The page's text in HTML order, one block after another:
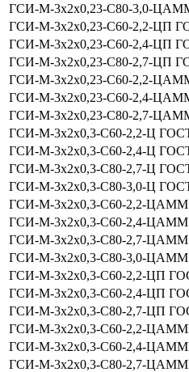
ГСИ-М-3х2х0,23-С80-3,0-
ГСИ-М-3х2х0,23-С60-2,2-ЦП
ГСИ-М-3х2х0,23-С60-2,4-ЦП
ГСИ-М-3х2х0,23-С80-2,7-ЦП
ГСИ-М-3х2х0,23-С60-2,2-
ГСИ-М-3х2х0,23-С60-2,4-
ГСИ-М-3х2х0,23-С80-2,7-
ГСИ-М-3х2х0,3-С60-2,2-Ц
ГСИ-М-3х2х0,3-С60-2,4-Ц
ГСИ-М-3х2х0,3-С80-2,7-Ц
ГСИ-М-3х2х0,3-С80-3,0-Ц
ГСИ-М-3х2х0,3-С60-2,2-ЦАММ
ГСИ-М-3х2х0,3-С60-2,4-ЦАММ
ГСИ-М-3х2х0,3-С80-2,7-ЦАММ
ГСИ-М-3х2х0,3-С80-3,0-ЦАММ
ГСИ-М-3х2х0,3-С60-2,2-ЦП
ГСИ-М-3х2х0,3-С60-2,4-ЦП
ГСИ-М-3х2х0,3-С80-2,7-ЦП
ГСИ-М-3х2х0,3-С60-2,2-
ГСИ-М-3х2х0,3-С60-2,4-
ГСИ-М-3х2х0,3-С80-2,7-